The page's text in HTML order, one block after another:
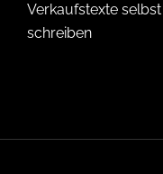
Verkaufstexte selbst
schreiben